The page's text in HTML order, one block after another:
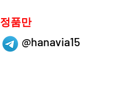
@hanavia15
정품만